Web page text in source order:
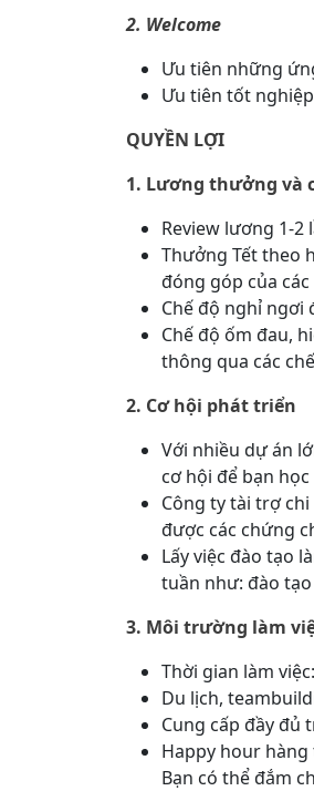
2. Welcome
Ưu tiên những
Ưu tiên tốt
QUYỀN LỢI
1. Lương thưởng và
Review lương 1-
Thưởng Tết theo
đóng góp của
Chế độ nghỉ ngơi
Chế độ ốm đau,
thông qua các
2. Cơ hội phát triển
Với nhiều dự án
cơ hội để bạn
Công ty tài trợ
được các chứng
Lấy việc đào tạo
tuần như: đào
3. Môi trường làm
Thời gian làm
Du lịch,
Cung cấp đầy đủ
Happy hour hàng
Bạn có thể đắm